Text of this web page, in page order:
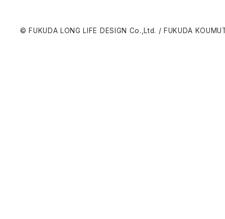
© FUKUDA LONG LIFE DESIGN Co.,Ltd. / FUKUDA